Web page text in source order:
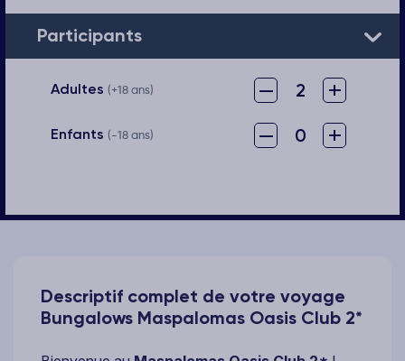
Participants
Adultes (+18 ans) – 2 +
Enfants (-18 ans) – 0 +
Descriptif complet de votre voyage
Bungalows Maspalomas Oasis Club 2*